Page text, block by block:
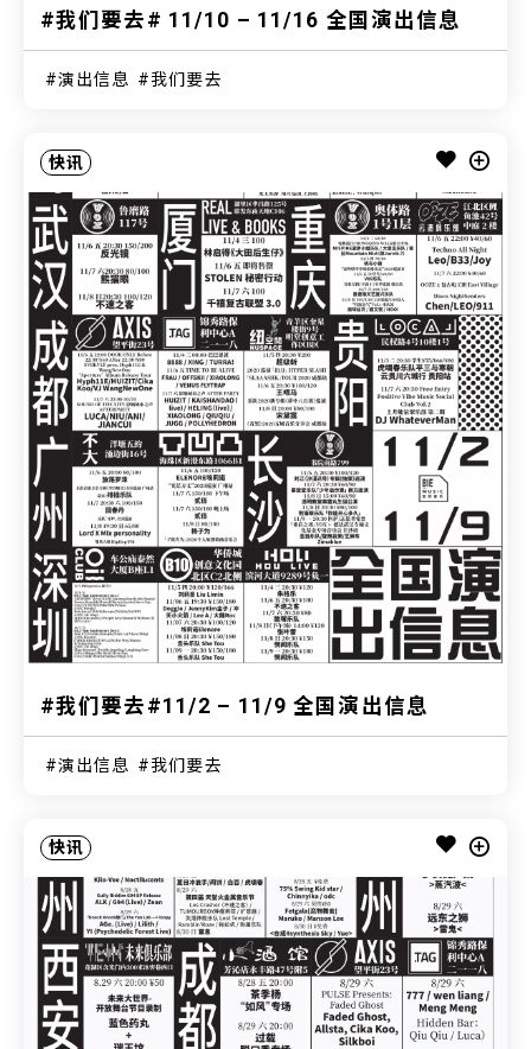
#我们要去# 11/10 – 11/16 全国演出信息
演出信息 我们要去
快讯
#我们要去#11/2 – 11/9 全国演出信息
演出信息 我们要去
快讯